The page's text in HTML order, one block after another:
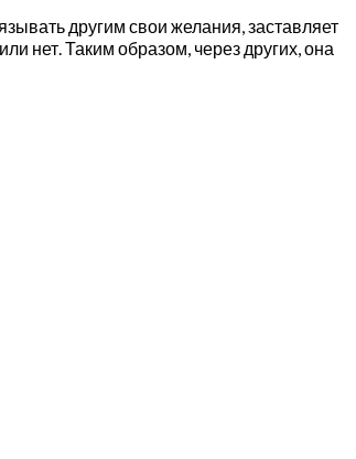
другим свои желания, заставляет
нет. Таким образом, через других, она